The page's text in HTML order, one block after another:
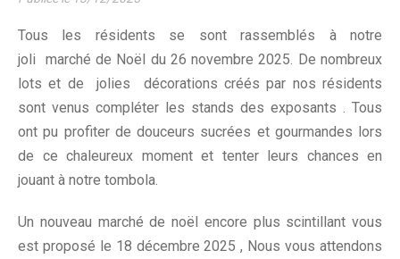
Tous les résidents se sont rassemblés à notre
joli marché de Noël du 26 novembre 2025. De nombreux
lots et de jolies décorations créés par nos résidents
sont venus compléter les stands des exposants . Tous
ont pu profiter de douceurs sucrées et gourmandes lors
de ce chaleureux moment et tenter leurs chances en
jouant à notre tombola.
Un nouveau marché de noël encore plus scintillant vous
est proposé le 18 décembre 2025 , Nous vous attendons